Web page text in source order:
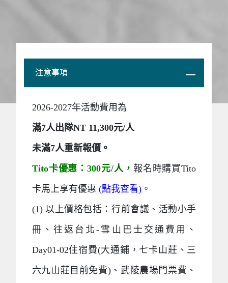
注意事項
2026-2027年活動費用為
滿7人出隊NT 11,300元/人
未滿7人重新報價。
Tito卡優惠：300元/人， 報名時購買Tito
卡馬上享有優惠 (點我查看)。
(1) 以上價格包括：行前會議、活動小手
冊、往返台北-雪山巴士交通費用、
Day01-02住宿費(大通鋪，七卡山莊、三
六九山莊目前免費)、武陵農場門票費、